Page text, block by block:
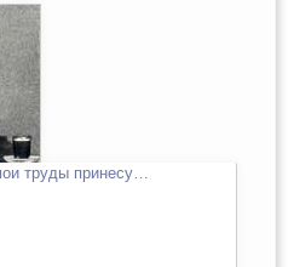
труды принесу…